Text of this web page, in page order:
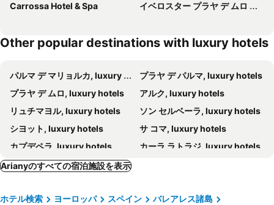
Carrossa Hotel & Spa
イベロスター プラヤ デ ムロ ビレッジ
Other popular destinations with luxury hotels
パルマ デ マリョルカ, luxury hotels
プラヤ デ パルマ, luxury hotels
プラヤ デ ムロ, luxury hotels
アルク, luxury hotels
リュチマヨル, luxury hotels
ソン セルベーラ, luxury hotels
シヨット, luxury hotels
サ コマ, luxury hotels
カプデペラ, luxury hotels
カーラ ラトラジ, luxury hotels
エル･アレナル, luxury hotels
サンタマルガリータ, luxury hotels
プエルト デ アルクディア, luxury hotels
Arianyのすべての宿泊施設を表示
ホテル検索 ヨーロッパ スペイン
バレアレス諸島